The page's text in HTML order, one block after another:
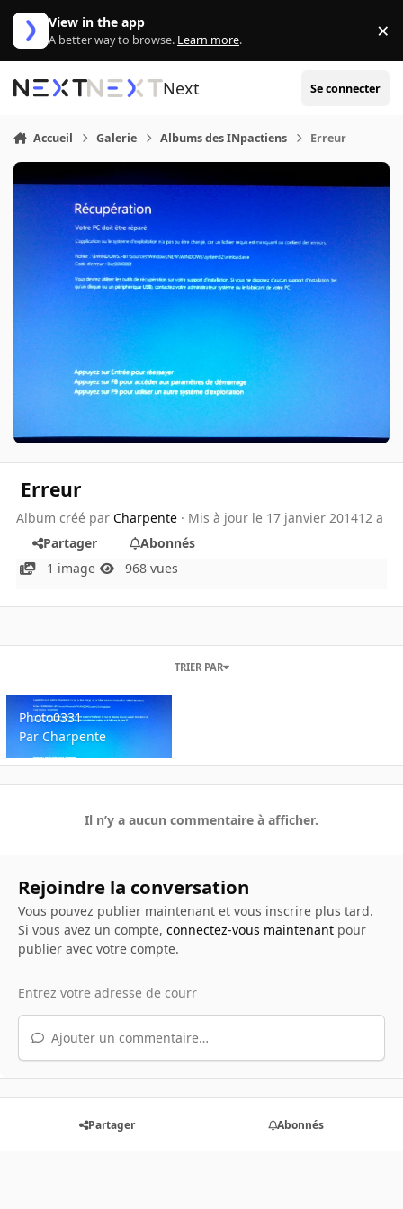
Aller au contenu
View in the app
A better way to browse. Learn more. ×
Next Se connecter
Accueil Galerie Albums des INpactiens Erreur
Erreur
Album créé parCharpente · Mis à jour le 17 janvier 201412 a
Partager
Abonnés
1 image
968 vues
TRIER PAR
Photo0331
Photo0331
Par Charpente
Il n’y a aucun commentaire à afficher.
Rejoindre la conversation
Vous pouvez publier maintenant et vous inscrire plus tard.
Si vous avez un compte, connectez-vous maintenantpour
publier avec votre compte.
Ajouter un commentaire…
Partager Abonnés